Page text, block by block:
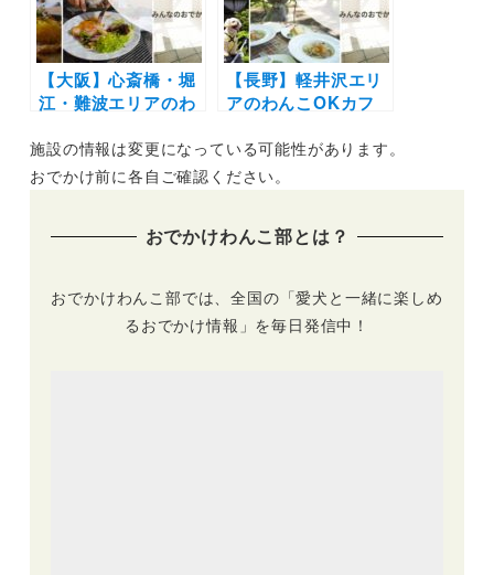
【大阪】心斎橋・堀
江・難波エリアのわ
ストラン11選！都会
のオシャレな店内＆
【長野】軽井沢エリ
アのわんこOKカフ
選！自然豊かでオシ
ャレなテラス席、店
施設の情報は変更になっている可能性があります。
おでかけ前に各自ご確認ください。
おでかけわんこ部とは？
おでかけわんこ部では、全国の「愛犬と一緒に楽しめ
るおでかけ情報」を毎日発信中！